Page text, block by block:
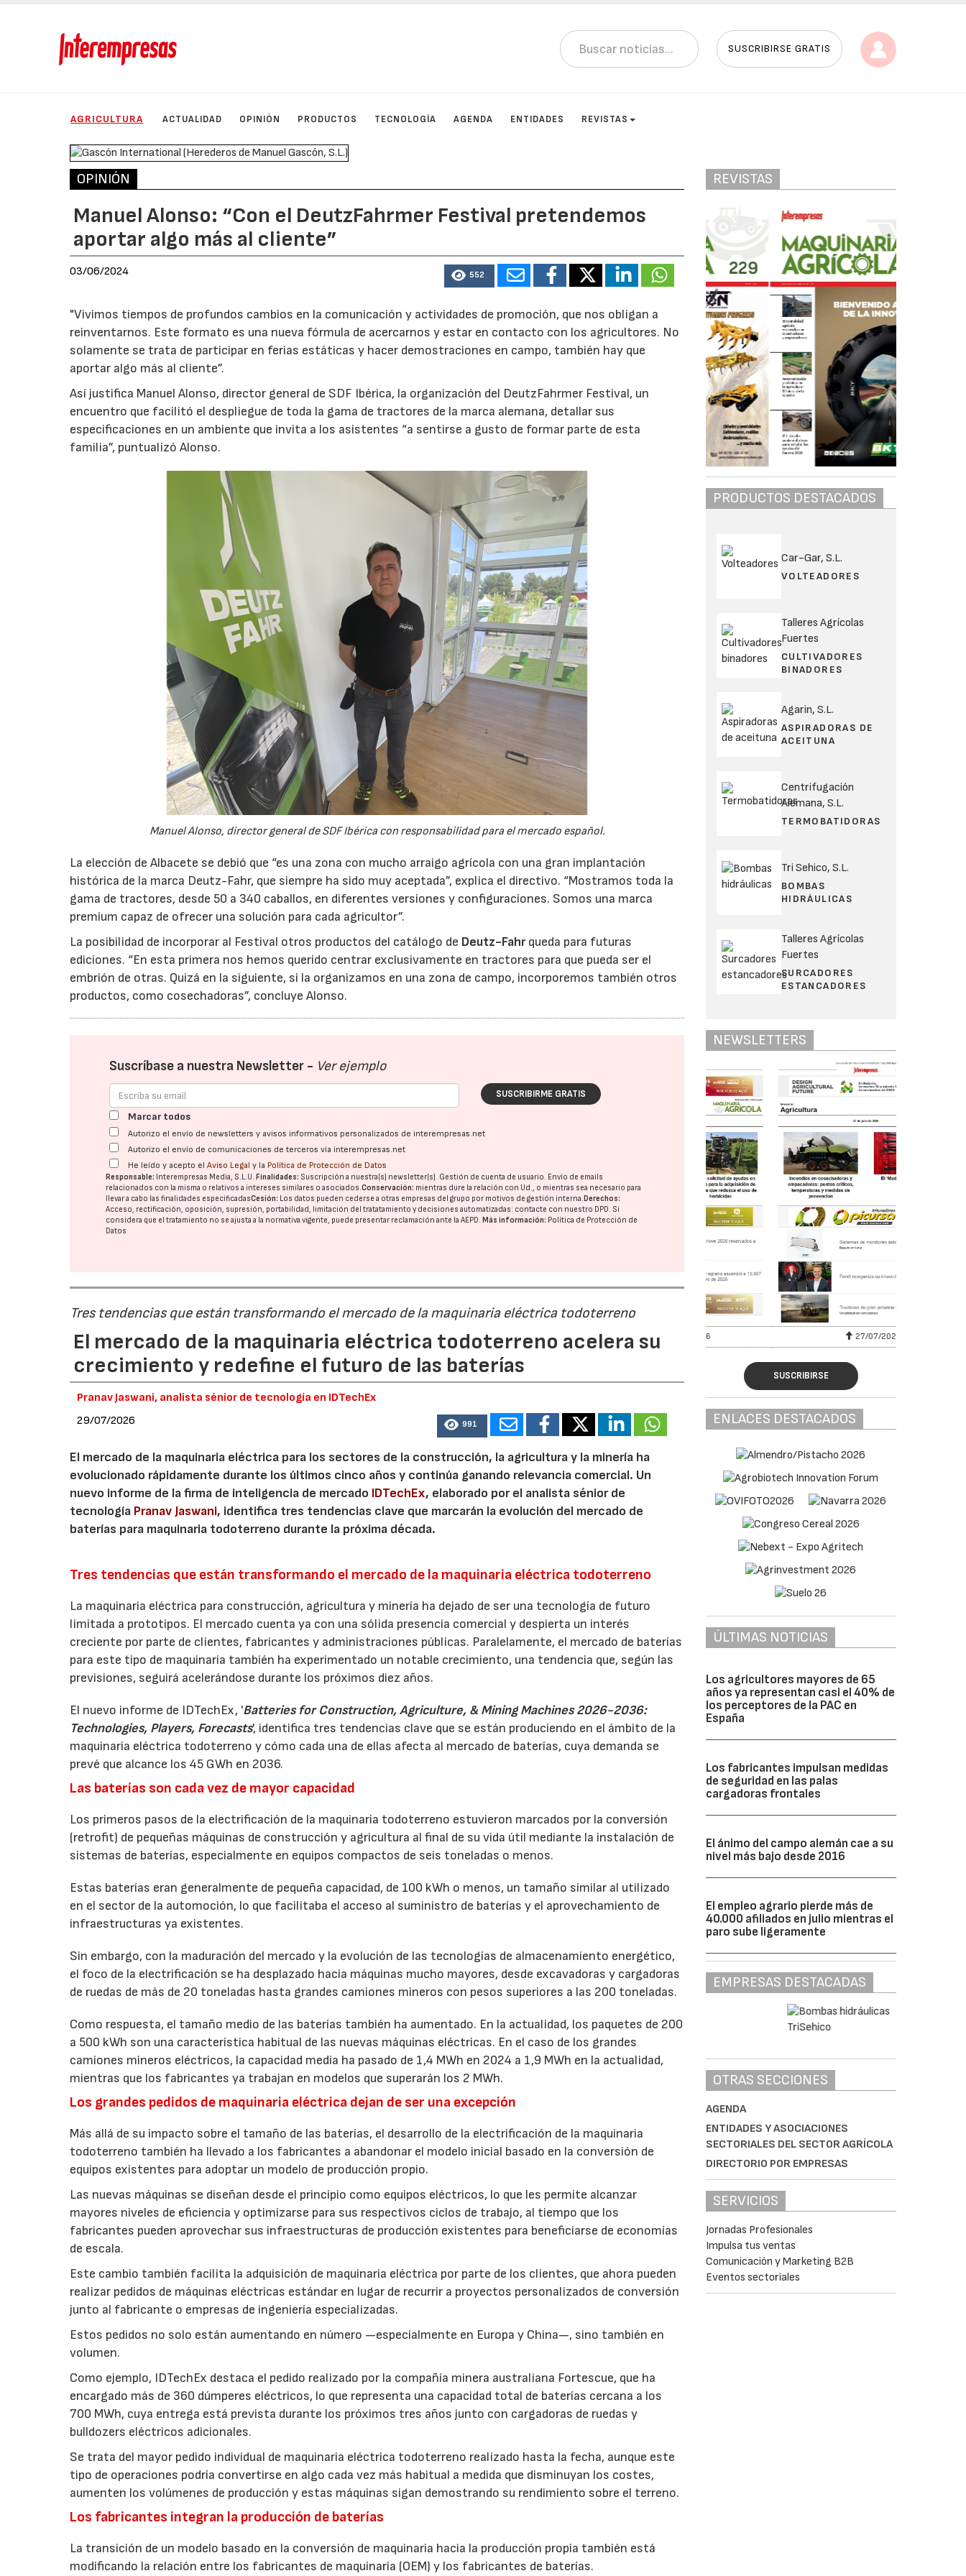
SUSCRIBIRSE GRATIS
AGRICULTURA ACTUALIDAD OPINIÓN PRODUCTOS TECNOLOGÍA AGENDA ENTIDADES REVISTAS
OPINIÓN
Manuel Alonso: “Con el DeutzFahrmer Festival pretendemos
aportar algo más al cliente”
03/06/2024 552
"Vivimos tiempos de profundos cambios en la comunicación y actividades de promoción, que nos obligan a
reinventarnos. Este formato es una nueva fórmula de acercarnos y estar en contacto con los agricultores. No
solamente se trata de participar en ferias estáticas y hacer demostraciones en campo, también hay que
aportar algo más al cliente”.
Así justifica Manuel Alonso, director general de SDF Ibérica, la organización del DeutzFahrmer Festival, un
encuentro que facilitó el despliegue de toda la gama de tractores de la marca alemana, detallar sus
especificaciones en un ambiente que invita a los asistentes “a sentirse a gusto de formar parte de esta
familia”, puntualizó Alonso.
Manuel Alonso, director general de SDF Ibérica con responsabilidad para el mercado español.
La elección de Albacete se debió que “es una zona con mucho arraigo agrícola con una gran implantación
histórica de la marca Deutz-Fahr, que siempre ha sido muy aceptada”, explica el directivo. “Mostramos toda la
gama de tractores, desde 50 a 340 caballos, en diferentes versiones y configuraciones. Somos una marca
premium capaz de ofrecer una solución para cada agricultor”.
La posibilidad de incorporar al Festival otros productos del catálogo de Deutz-Fahrqueda para futuras
ediciones. “En esta primera nos hemos querido centrar exclusivamente en tractores para que pueda ser el
embrión de otras. Quizá en la siguiente, si la organizamos en una zona de campo, incorporemos también otros
productos, como cosechadoras”, concluye Alonso.
Suscríbase a nuestra Newsletter - Ver ejemplo
SUSCRIBIRME GRATIS
Marcar todos
Autorizo el envío de newsletters y avisos informativos personalizados de interempresas.net
Autorizo el envío de comunicaciones de terceros vía interempresas.net
He leído y acepto elAviso Legal y la Política de Protección de Datos
Responsable: Interempresas Media, S.L.U. Finalidades: Suscripción a nuestra(s) newsletter(s). Gestión de cuenta de usuario. Envío de emails
relacionados con la misma o relativos a intereses similares o asociados.Conservación: mientras dure la relación con Ud., o mientras sea necesario para
llevar a cabo las finalidades especificadasCesión: Los datos pueden cederse a otras empresas del grupo por motivos de gestión interna. Derechos:
Acceso, rectificación, oposición, supresión, portabilidad, limitación del tratatamiento y decisiones automatizadas: contacte con nuestro DPD. Si
considera que el tratamiento no se ajusta a la normativa vigente, puede presentar reclamación ante laAEPD. Más información: Política de Protección de
Datos
Tres tendencias que están transformando el mercado de la maquinaria eléctrica todoterreno
El mercado de la maquinaria eléctrica todoterreno acelera su
crecimiento y redefine el futuro de las baterías
Pranav Jaswani, analista sénior de tecnología en IDTechEx
29/07/2026
991
El mercado de la maquinaria eléctrica para los sectores de la construcción, la agricultura y la minería ha
evolucionado rápidamente durante los últimos cinco años y continúa ganando relevancia comercial. Un
nuevo informe de la firma de inteligencia de mercado IDTechEx, elaborado por el analista sénior de
tecnología Pranav Jaswani, identifica tres tendencias clave que marcarán la evolución del mercado de
baterías para maquinaria todoterreno durante la próxima década.
Tres tendencias que están transformando el mercado de la maquinaria eléctrica todoterreno
La maquinaria eléctrica para construcción, agricultura y minería ha dejado de ser una tecnología de futuro
limitada a prototipos. El mercado cuenta ya con una sólida presencia comercial y despierta un interés
creciente por parte de clientes, fabricantes y administraciones públicas. Paralelamente, el mercado de baterías
para este tipo de maquinaria también ha experimentado un notable crecimiento, una tendencia que, según las
previsiones, seguirá acelerándose durante los próximos diez años.
El nuevo informe de IDTechEx, 'Batteries for Construction, Agriculture, & Mining Machines 2026-2036:
Technologies, Players, Forecasts', identifica tres tendencias clave que se están produciendo en el ámbito de la
maquinaria eléctrica todoterreno y cómo cada una de ellas afecta al mercado de baterías, cuya demanda se
prevé que alcance los 45 GWh en 2036.
Las baterías son cada vez de mayor capacidad
Los primeros pasos de la electrificación de la maquinaria todoterreno estuvieron marcados por la conversión
(retrofit) de pequeñas máquinas de construcción y agricultura al final de su vida útil mediante la instalación de
sistemas de baterías, especialmente en equipos compactos de seis toneladas o menos.
Estas baterías eran generalmente de pequeña capacidad, de 100 kWh o menos, un tamaño similar al utilizado
en el sector de la automoción, lo que facilitaba el acceso al suministro de baterías y el aprovechamiento de
infraestructuras ya existentes.
Sin embargo, con la maduración del mercado y la evolución de las tecnologías de almacenamiento energético,
el foco de la electrificación se ha desplazado hacia máquinas mucho mayores, desde excavadoras y cargadoras
de ruedas de más de 20 toneladas hasta grandes camiones mineros con pesos superiores a las 200 toneladas.
Como respuesta, el tamaño medio de las baterías también ha aumentado. En la actualidad, los paquetes de 200
a 500 kWh son una característica habitual de las nuevas máquinas eléctricas. En el caso de los grandes
camiones mineros eléctricos, la capacidad media ha pasado de 1,4 MWh en 2024 a 1,9 MWh en la actualidad,
mientras que los fabricantes ya trabajan en modelos que superarán los 2 MWh.
Los grandes pedidos de maquinaria eléctrica dejan de ser una excepción
Más allá de su impacto sobre el tamaño de las baterías, el desarrollo de la electrificación de la maquinaria
todoterreno también ha llevado a los fabricantes a abandonar el modelo inicial basado en la conversión de
equipos existentes para adoptar un modelo de producción propio.
Las nuevas máquinas se diseñan desde el principio como equipos eléctricos, lo que les permite alcanzar
mayores niveles de eficiencia y optimizarse para sus respectivos ciclos de trabajo, al tiempo que los
fabricantes pueden aprovechar sus infraestructuras de producción existentes para beneficiarse de economías
de escala.
Este cambio también facilita la adquisición de maquinaria eléctrica por parte de los clientes, que ahora pueden
realizar pedidos de máquinas eléctricas estándar en lugar de recurrir a proyectos personalizados de conversión
junto al fabricante o empresas de ingeniería especializadas.
Estos pedidos no solo están aumentando en número —especialmente en Europa y China—, sino también en
volumen.
Como ejemplo, IDTechEx destaca el pedido realizado por la compañía minera australiana Fortescue, que ha
encargado más de 360 dúmperes eléctricos, lo que representa una capacidad total de baterías cercana a los
700 MWh, cuya entrega está prevista durante los próximos tres años junto con cargadoras de ruedas y
bulldozers eléctricos adicionales.
Se trata del mayor pedido individual de maquinaria eléctrica todoterreno realizado hasta la fecha, aunque este
tipo de operaciones podría convertirse en algo cada vez más habitual a medida que disminuyan los costes,
aumenten los volúmenes de producción y estas máquinas sigan demostrando su rendimiento sobre el terreno.
Los fabricantes integran la producción de baterías
La transición de un modelo basado en la conversión de maquinaria hacia la producción propia también está
modificando la relación entre los fabricantes de maquinaria (OEM) y los fabricantes de baterías.
REVISTAS
PRODUCTOS DESTACADOS
Car-Gar, S.L.
VOLTEADORES
Talleres Agrícolas
Fuertes
CULTIVADORES
BINADORES
Agarin, S.L.
ASPIRADORAS DE
ACEITUNA
Centrifugación
Alemana, S.L.
TERMOBATIDORAS
Tri Sehico, S.L.
BOMBAS
HIDRÁULICAS
Talleres Agrícolas
Fuertes
SURCADORES
ESTANCADORES
NEWSLETTERS
23/07/2026
SUSCRIBIRSE
ENLACES DESTACADOS
ÚLTIMAS NOTICIAS
Los agricultores mayores de 65
años ya representan casi el 40% de
los perceptores de la PAC en
España
Los fabricantes impulsan medidas
de seguridad en las palas
cargadoras frontales
El ánimo del campo alemán cae a su
nivel más bajo desde 2016
El empleo agrario pierde más de
40.000 afiliados en julio mientras el
paro sube ligeramente
EMPRESAS DESTACADAS
OTRAS SECCIONES
AGENDA
ENTIDADES Y ASOCIACIONES
SECTORIALES DEL SECTOR AGRÍCOLA
DIRECTORIO POR EMPRESAS
SERVICIOS
Jornadas Profesionales
Impulsa tus ventas
Comunicación y Marketing B2B
Eventos sectoriales